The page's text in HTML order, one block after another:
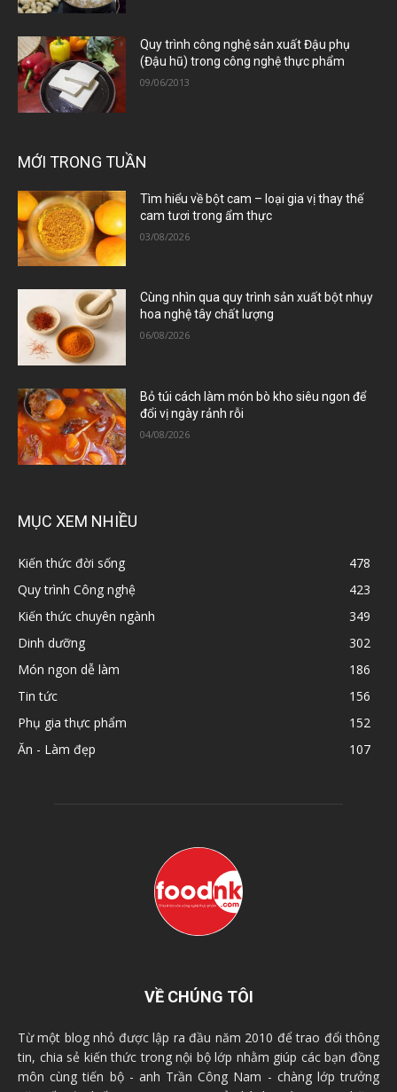
Quy trình công nghệ sản xuất Đậu phụ
(Đậu hũ) trong công nghệ thực phẩm
09/06/2013
MỚI TRONG TUẦN
Tìm hiểu về bột cam – loại gia vị thay thế
cam tươi trong ẩm thực
03/08/2026
Cùng nhìn qua quy trình sản xuất bột nhụy
hoa nghệ tây chất lượng
06/08/2026
Bỏ túi cách làm món bò kho siêu ngon để
đổi vị ngày rảnh rỗi
04/08/2026
MỤC XEM NHIỀU
Kiến thức đời sống
478
Quy trình Công nghệ
423
Kiến thức chuyên ngành
349
Dinh dưỡng
302
Món ngon dễ làm
186
Tin tức
156
Phụ gia thực phẩm
152
Ăn - Làm đẹp
107
VỀ CHÚNG TÔI
Từ một blog nhỏ được lập ra đầu năm 2010 để trao đổi thông
tin, chia sẻ kiến thức trong nội bộ lớp nhằm giúp các bạn đồng
môn cùng tiến bộ - anh Trần Công Nam - chàng lớp trưởng